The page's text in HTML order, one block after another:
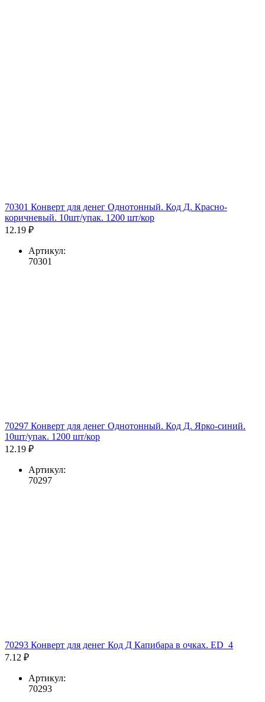
70301 Конверт для денег Однотонный. Код Д. Красно-
коричневый. 10шт/упак. 1200 шт/кор
12.19 ₽
Артикул:
70301
70297 Конверт для денег Однотонный. Код Д. Ярко-синий.
10шт/упак. 1200 шт/кор
12.19 ₽
Артикул:
70297
70293 Конверт для денег Код Д Капибара в очках. ED_4
7.12 ₽
Артикул:
70293